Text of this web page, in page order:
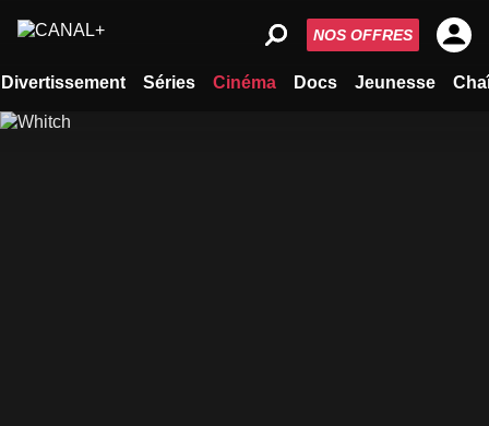
Divertissement Séries Cinéma Docs Jeunesse
NOS OFFRES